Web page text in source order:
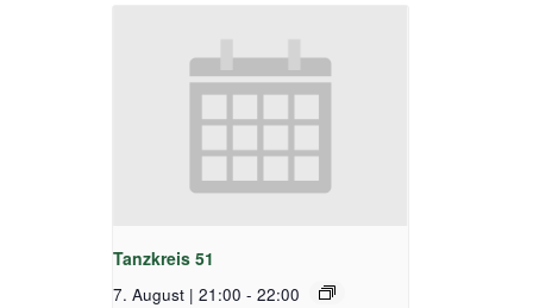
Tanzkreis 51
7. August | 21:00 - 22:00